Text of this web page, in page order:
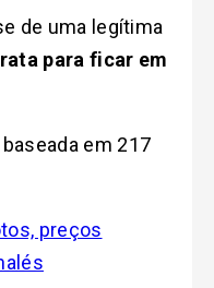
de uma legítima
para ficar em
baseada em 217
preços